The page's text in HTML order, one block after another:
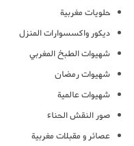
حلويات مغربية
ديكور واكسسوارات المنزل
شهيوات الطبخ المغربي
شهيوات رمضان
شهيوات عالمية
صور النقش الحناء
عصائر و مقبلات مغربية